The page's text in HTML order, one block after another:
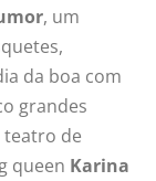
, um
da boa com
grandes
teatro de
queen Karina